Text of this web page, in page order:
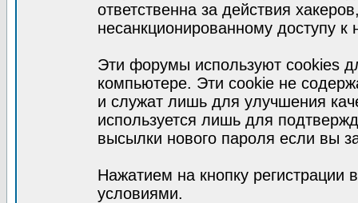
ответственна за действия
несанкционированному доступу к
Эти форумы используют cookies
компьютере. Эти cookie не
и служат лишь для улучшения
используется лишь для
высылки нового пароля если вы
Нажатием на кнопку регистрации
условиями.